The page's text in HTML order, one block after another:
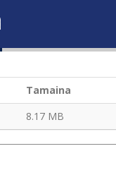
Tamaina
8.17 MB